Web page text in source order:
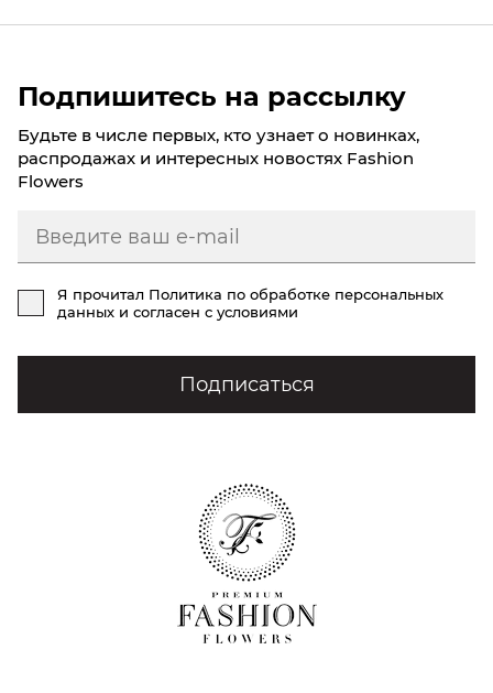
Подпишитесь на рассылку
Будьте в числе первых, кто узнает о новинках,
распродажах и интересных новостях Fashion
Flowers
Я прочитал Политика по обработке персональных
данных и согласен с условиями
Подписаться